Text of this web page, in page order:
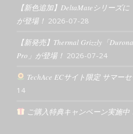
【新色追加】DeltaMateシリーズに
が登場！ 2026-07-28
【新発売】Thermal Grizzly「
Pro」が登場！ 2026-07-24
TechAce ECサイト限定 サマー
14
ご購入特典キャンペーン実施中